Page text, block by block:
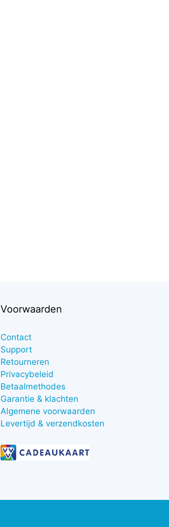
Voorwaarden
Contact
Support
Retourneren
Privacybeleid
Betaalmethodes
Garantie & klachten
Algemene voorwaarden
Levertijd & verzendkosten